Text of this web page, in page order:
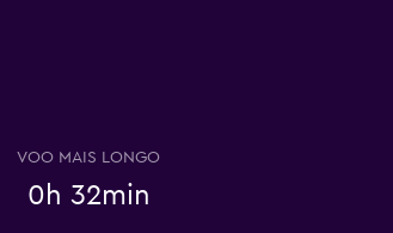
VOO MAIS LONGO
0h 32min